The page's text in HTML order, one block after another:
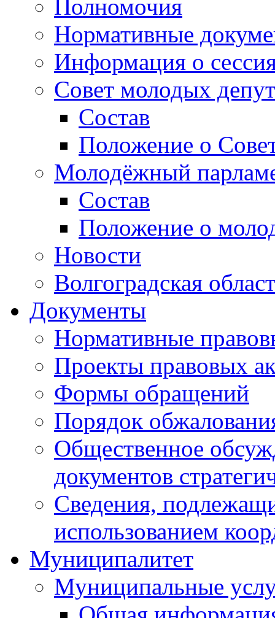
Полномочия
Нормативные
Информация о
Совет молодых
Состав
Положение о
Молодёжный
Состав
Положение о
Новости
Волгоградская
Документы
Нормативные
Проекты правовых
Формы обращений
Порядок
Общественное
документов
Сведения,
использованием
Муниципалитет
Муниципальные